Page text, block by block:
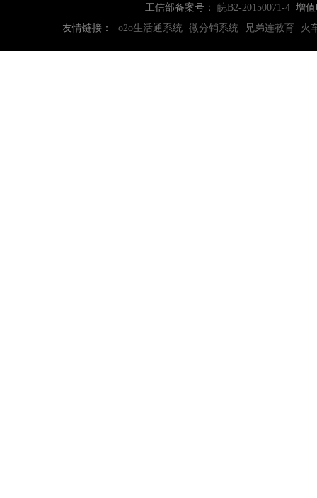
工信部备案号： 皖B2-20150071-4增值
友情链接：
o2o生活通系统 微分销系统 兄弟连教育 火